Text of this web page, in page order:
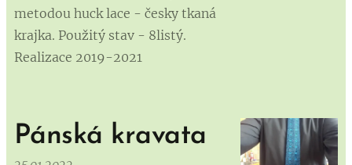
metodou huck lace - česky tkaná
krajka. Použitý stav - 8listý.
Realizace 2019-2021
Pánská kravata